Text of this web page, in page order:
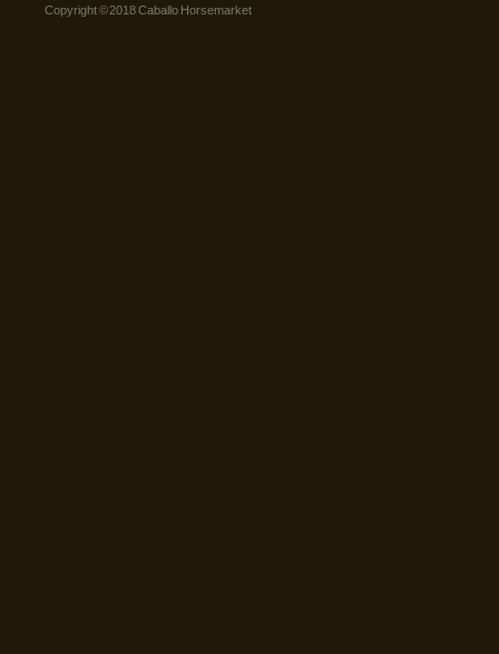
Copyright © 2018 Caballo Horsemarket